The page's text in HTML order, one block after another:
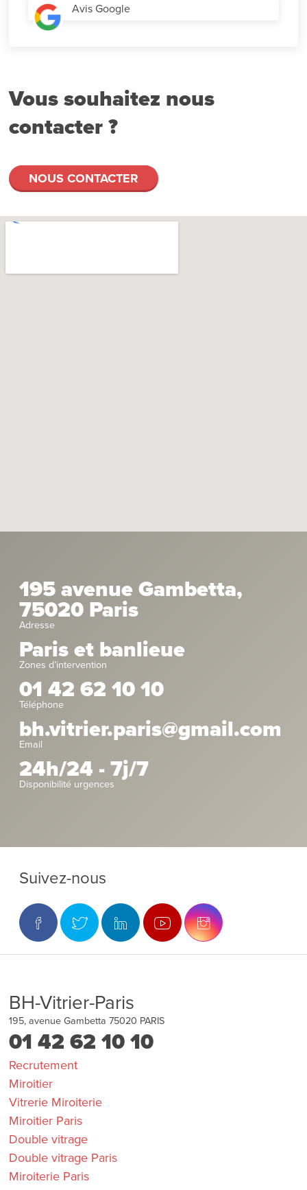
Avis Google
Vous souhaitez nous
contacter ?
NOUS CONTACTER
195 avenue Gambetta,
75020 Paris
Adresse
Paris et banlieue
Zones d’intervention
01 42 62 10 10
Téléphone
bh.vitrier.paris@gmail.com
Email
24h/24 - 7j/7
Disponibilité urgences
Suivez-nous
BH-Vitrier-Paris
195, avenue Gambetta 75020 PARIS
01 42 62 10 10
Recrutement
Miroitier
Vitrerie Miroiterie
Miroitier Paris
Double vitrage
Double vitrage Paris
Miroiterie Paris